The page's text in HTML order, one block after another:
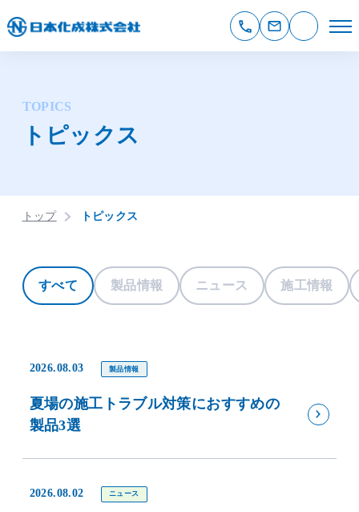
TOPICS
トピックス
トップ トピックス
すべて 製品情報 ニュース 施工情報
2026.08.03 製品情報
夏場の施工トラブル対策におすすめの
製品3選
2026.08.02 ニュース